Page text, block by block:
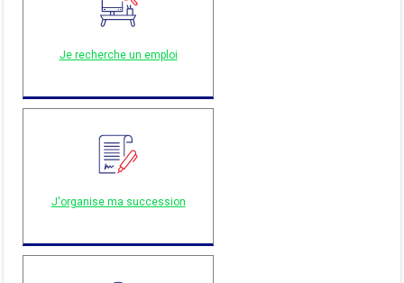
Je recherche un emploi
J'organise ma succession